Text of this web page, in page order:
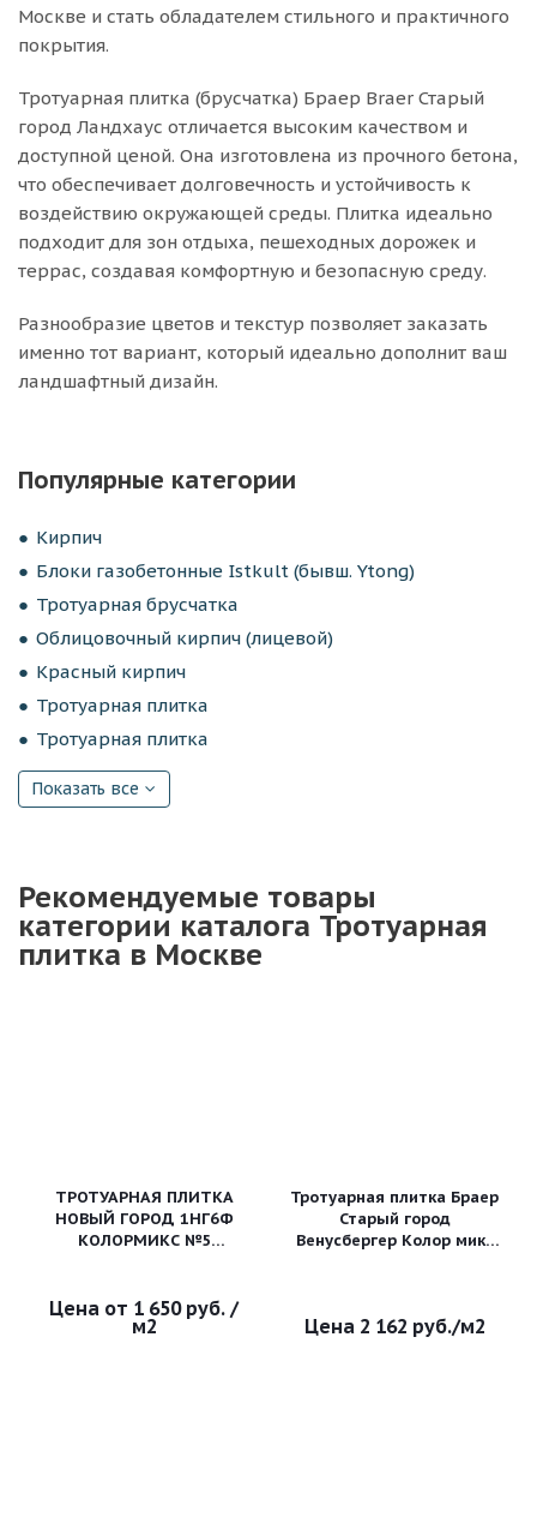
Москве и стать обладателем стильного и практичного
покрытия.
Тротуарная плитка (брусчатка) Браер Braer Старый
город Ландхаус отличается высоким качеством и
доступной ценой. Она изготовлена из прочного бетона,
что обеспечивает долговечность и устойчивость к
воздействию окружающей среды. Плитка идеально
подходит для зон отдыха, пешеходных дорожек и
террас, создавая комфортную и безопасную среду.
Разнообразие цветов и текстур позволяет заказать
именно тот вариант, который идеально дополнит ваш
ландшафтный дизайн.
Популярные категории
Кирпич
Блоки газобетонные Istkult (бывш. Ytong)
Тротуарная брусчатка
Облицовочный кирпич (лицевой)
Красный кирпич
Тротуарная плитка
Тротуарная плитка
Показать все
Рекомендуемые товары
категории каталога Тротуарная
плитка в Москве
ТРОТУАРНАЯ ПЛИТКА
НОВЫЙ ГОРОД 1НГ6Ф
КОЛОРМИКС №5
1 650 руб. /
м2
Тротуарная плитка Браер
Старый город
Венусбергер Колор микс
2 162 руб./м2